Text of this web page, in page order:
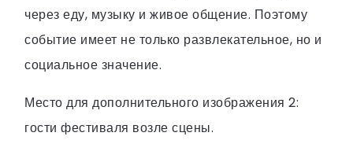
через еду, музыку и живое общение. Поэтому
событие имеет не только развлекательное, но и
социальное значение.
Место для дополнительного изображения 2:
гости фестиваля возле сцены.